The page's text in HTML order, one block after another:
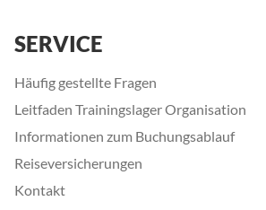
SERVICE
Häufig gestellte Fragen
Leitfaden Trainingslager Organisation
Informationen zum Buchungsablauf
Reiseversicherungen
Kontakt